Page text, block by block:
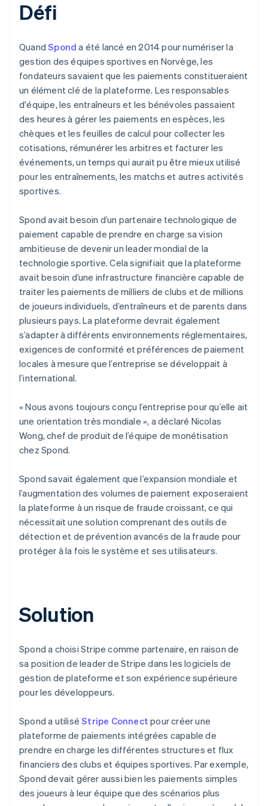
Défi
QuandSpond a été lancé en 2014 pour numériser la
gestion des équipes sportives en Norvège, les
fondateurs savaient que les paiements constitueraient
un élément clé de la plateforme. Les responsables
d'équipe, les entraîneurs et les bénévoles passaient
des heures à gérer les paiements en espèces, les
chèques et les feuilles de calcul pour collecter les
cotisations, rémunérer les arbitres et facturer les
événements, un temps qui aurait pu être mieux utilisé
pour les entraînements, les matchs et autres activités
sportives.
Spond avait besoin d’un partenaire technologique de
paiement capable de prendre en charge sa vision
ambitieuse de devenir un leader mondial de la
technologie sportive. Cela signifiait que la plateforme
avait besoin d’une infrastructure financière capable de
traiter les paiements de milliers de clubs et de millions
de joueurs individuels, d’entraîneurs et de parents dans
plusieurs pays. La plateforme devrait également
s’adapter à différents environnements réglementaires,
exigences de conformité et préférences de paiement
locales à mesure que l’entreprise se développait à
l’international.
« Nous avons toujours conçu l’entreprise pour qu’elle ait
une orientation très mondiale », a déclaré Nicolas
Wong, chef de produit de l’équipe de monétisation
chez Spond.
Spond savait également que l’expansion mondiale et
l’augmentation des volumes de paiement exposeraient
la plateforme à un risque de fraude croissant, ce qui
nécessitait une solution comprenant des outils de
détection et de prévention avancés de la fraude pour
protéger à la fois le système et ses utilisateurs.
Solution
Spond a choisi Stripe comme partenaire, en raison de
sa position de leader de Stripe dans les logiciels de
gestion de plateforme et son expérience supérieure
pour les développeurs.
Spond a utiliséStripe Connect pour créer une
plateforme de paiements intégrées capable de
prendre en charge les différentes structures et flux
financiers des clubs et équipes sportives. Par exemple,
Spond devait gérer aussi bien les paiements simples
des joueurs à leur équipe que des scénarios plus